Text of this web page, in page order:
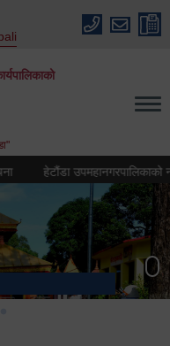
हेटौंडा उपमहानगरपालिकाको नगर